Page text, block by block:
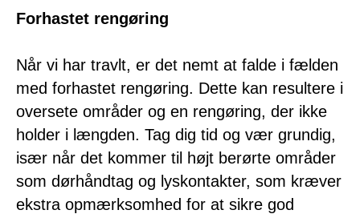
Forhastet rengøring
Når vi har travlt, er det nemt at falde i fælden
med forhastet rengøring. Dette kan resultere i
oversete områder og en rengøring, der ikke
holder i længden. Tag dig tid og vær grundig,
især når det kommer til højt berørte områder
som dørhåndtag og lyskontakter, som kræver
ekstra opmærksomhed for at sikre god